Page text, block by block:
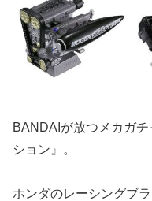
BANDAIが放つメカガ
ション』。
ホンダのレーシングブ